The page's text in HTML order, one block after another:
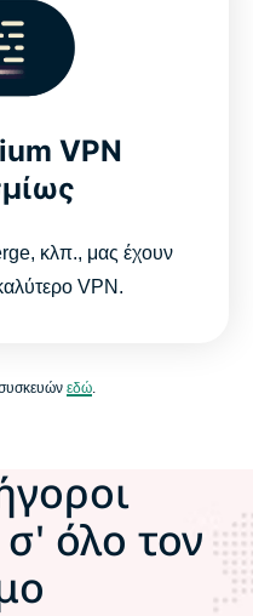
VPN
κλπ., μας έχουν
VPN.
συσκευών εδώ.
σ' όλο τον